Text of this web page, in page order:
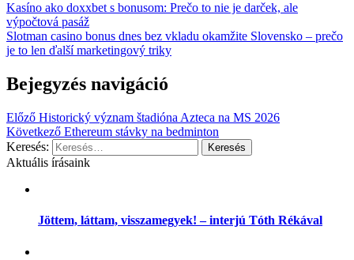
Kasíno ako doxxbet s bonusom: Prečo to nie je darček, ale
výpočtová pasáž
Slotman casino bonus dnes bez vkladu okamžite Slovensko – prečo
je to len ďalší marketingový triky
Bejegyzés navigáció
Előző Historický význam štadióna Azteca na MS 2026
Következő Ethereum stávky na bedminton
Keresés:
Aktuális írásaink
Jöttem, láttam, visszamegyek! – interjú Tóth Rékával